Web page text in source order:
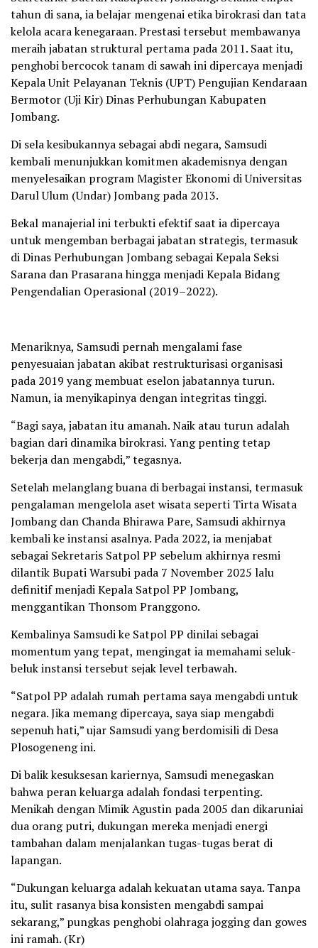
tahun di sana, ia belajar mengenai etika birokrasi dan tata
kelola acara kenegaraan. Prestasi tersebut membawanya
meraih jabatan struktural pertama pada 2011. Saat itu,
penghobi bercocok tanam di sawah ini dipercaya menjadi
Kepala Unit Pelayanan Teknis (UPT) Pengujian Kendaraan
Bermotor (Uji Kir) Dinas Perhubungan Kabupaten
Jombang.
Di sela kesibukannya sebagai abdi negara, Samsudi
kembali menunjukkan komitmen akademisnya dengan
menyelesaikan program Magister Ekonomi di Universitas
Darul Ulum (Undar) Jombang pada 2013.
Bekal manajerial ini terbukti efektif saat ia dipercaya
untuk mengemban berbagai jabatan strategis, termasuk
di Dinas Perhubungan Jombang sebagai Kepala Seksi
Sarana dan Prasarana hingga menjadi Kepala Bidang
Pengendalian Operasional (2019–2022).
Menariknya, Samsudi pernah mengalami fase
penyesuaian jabatan akibat restrukturisasi organisasi
pada 2019 yang membuat eselon jabatannya turun.
Namun, ia menyikapinya dengan integritas tinggi.
“Bagi saya, jabatan itu amanah. Naik atau turun adalah
bagian dari dinamika birokrasi. Yang penting tetap
bekerja dan mengabdi,” tegasnya.
Setelah melanglang buana di berbagai instansi, termasuk
pengalaman mengelola aset wisata seperti Tirta Wisata
Jombang dan Chanda Bhirawa Pare, Samsudi akhirnya
kembali ke instansi asalnya. Pada 2022, ia menjabat
sebagai Sekretaris Satpol PP sebelum akhirnya resmi
dilantik Bupati Warsubi pada 7 November 2025 lalu
definitif menjadi Kepala Satpol PP Jombang,
menggantikan Thonsom Pranggono.
Kembalinya Samsudi ke Satpol PP dinilai sebagai
momentum yang tepat, mengingat ia memahami seluk-
beluk instansi tersebut sejak level terbawah.
“Satpol PP adalah rumah pertama saya mengabdi untuk
negara. Jika memang dipercaya, saya siap mengabdi
sepenuh hati,” ujar Samsudi yang berdomisili di Desa
Plosogeneng ini.
Di balik kesuksesan kariernya, Samsudi menegaskan
bahwa peran keluarga adalah fondasi terpenting.
Menikah dengan Mimik Agustin pada 2005 dan dikaruniai
dua orang putri, dukungan mereka menjadi energi
tambahan dalam menjalankan tugas-tugas berat di
lapangan.
“Dukungan keluarga adalah kekuatan utama saya. Tanpa
itu, sulit rasanya bisa konsisten mengabdi sampai
sekarang,” pungkas penghobi olahraga jogging dan gowes
ini ramah. (Kr)